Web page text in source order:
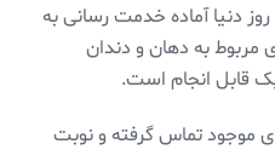
دنیا آماده خدمت رسانی به
مربوط به دهان و دندان
قابل انجام است.
موجود تماس گرفته و نوبت